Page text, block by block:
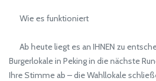
Wie es funktioniert
Ab heute liegt es an IHNEN zu
Burgerlokale in Peking in die nächste
Ihre Stimme ab – die Wahllokale